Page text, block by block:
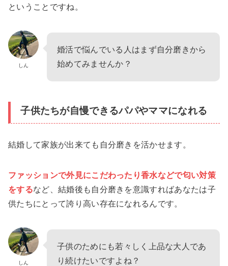
ということですね。
しん
婚活で悩んでいる人はまず自分磨きから
始めてみませんか？
子供たちが自慢できるパパやママになれる
結婚して家族が出来ても自分磨きを活かせます。
ファッションで外見にこだわったり香水などで匂い対策
をするなど、結婚後も自分磨きを意識すればあなたは子
供たちにとって誇り高い存在になれるんです。
しん
子供のためにも若々しく上品な大人であ
り続けたいですよね？